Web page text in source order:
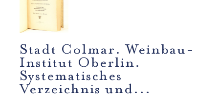
Stadt Colmar. Weinbau-
Institut Oberlin.
Systematisches
Verzeichnis und...